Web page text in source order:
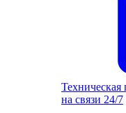
Техническая
на связи 24/7